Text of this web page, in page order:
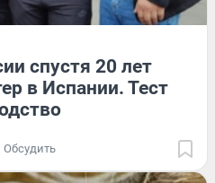
спустя 20 лет
в Испании. Тест
Обсудить